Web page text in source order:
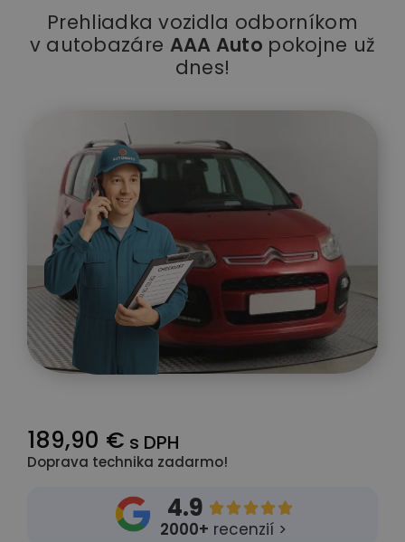
Prehliadka vozidla odborníkom
v autobazáre AAA Auto pokojne už
dnes!
189,90 € s DPH
Doprava technika zadarmo!
4.9 
2000+ recenzií >